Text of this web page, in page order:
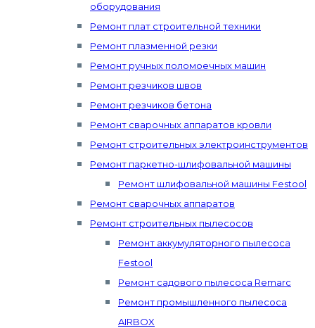
оборудования
Ремонт плат строительной техники
Ремонт плазменной резки
Ремонт ручных поломоечных машин
Ремонт резчиков швов
Ремонт резчиков бетона
Ремонт сварочных аппаратов кровли
Ремонт строительных электроинструментов
Ремонт паркетно-шлифовальной машины
Ремонт шлифовальной машины Festool
Ремонт сварочных аппаратов
Ремонт строительных пылесосов
Ремонт аккумуляторного пылесоса
Festool
Ремонт садового пылесоса Remarc
Ремонт промышленного пылесоса
AIRBOX